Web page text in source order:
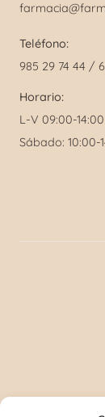
Teléfono:
985 29 74 44 /
Horario:
L-V 09:00-
Sábado: 10:00-